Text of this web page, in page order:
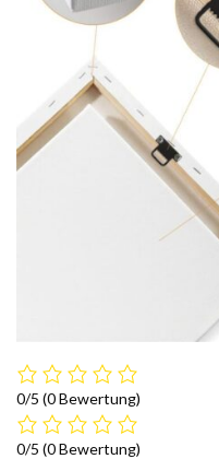
0/5 (0 Bewertung)
0/5 (0 Bewertung)